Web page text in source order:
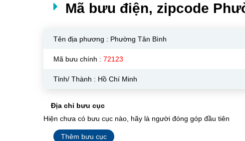
Mã bưu điện, zipcode
Tên địa phương : Phường Tân Bình
Mã bưu chính : 72123
Tỉnh/ Thành : Hồ Chí Minh
Địa chỉ bưu cục
Hiện chưa có bưu cục nào, hãy là người đóng góp đầu tiên
Thêm bưu cục